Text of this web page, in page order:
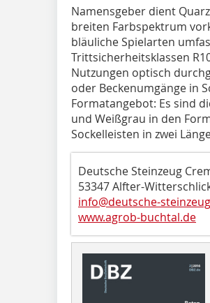
Namensgeber dient
breiten Farbspektrum
bläuliche Spielarten
Trittsicherheitsklassen
Nutzungen optisch
oder Becken­umgänge in
Formatangebot: Es sind
und Weißgrau in den
Sockelleisten in zwei
Deutsche Steinzeug
53347 Alfter-
info@deutsche-
www.agrob-buchtal.de